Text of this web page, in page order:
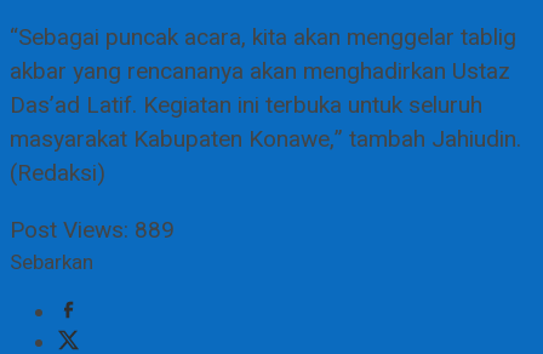
“Sebagai puncak acara, kita akan menggelar tablig
akbar yang rencananya akan menghadirkan Ustaz
Das’ad Latif. Kegiatan ini terbuka untuk seluruh
masyarakat Kabupaten Konawe,” tambah Jahiudin.
(Redaksi)
Post Views: 889
Sebarkan